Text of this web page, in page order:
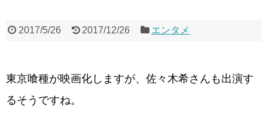
2017/5/26 2017/12/26 エンタメ
東京喰種が映画化しますが、佐々木希さんも出演す
るそうですね。